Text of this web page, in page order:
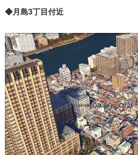
◆月島3丁目付近